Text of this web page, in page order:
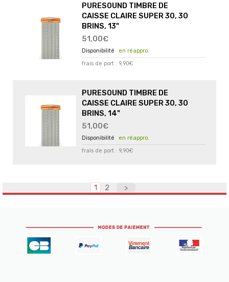
PURESOUND TIMBRE DE
CAISSE CLAIRE SUPER 30, 30
BRINS, 13"
51,00€
en réappro.
frais de port : 9,90€
PURESOUND TIMBRE DE
CAISSE CLAIRE SUPER 30, 30
BRINS, 14"
51,00€
en réappro.
frais de port : 9,90€
1 2 >